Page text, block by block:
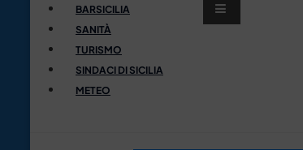
BARSICILIA
SANITÀ
TURISMO
SINDACI DI SICILIA
METEO